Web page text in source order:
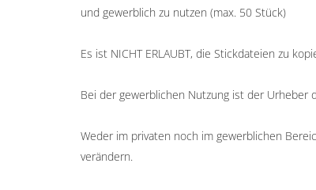
und gewerblich zu nutzen (max. 50 Stück)
Es ist NICHT ERLAUBT, die Stickdateien zu
Bei der gewerblichen Nutzung ist der Urheber
Weder im privaten noch im gewerblichen
verändern.